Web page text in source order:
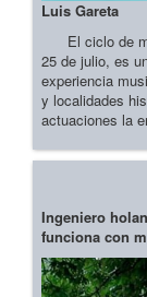
Luis Gareta
El ciclo de
25 de julio, es
experiencia
y localidades
actuaciones la
Ingeniero
funciona con